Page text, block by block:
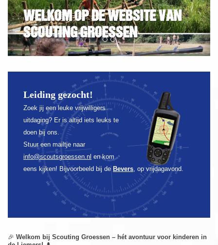
WWW.SCOUTSGROESSEN.NL
Leiding gezocht!
Zoek jij een leuke vrijwilligers
uitdaging? Er is altijd iets leuks te
doen bij ons.
Stuur een mailtje naar
info@scoutsgroessen.nl en kom
eens kijken! Bijvoorbeeld bij de Bevers, op vrijdagavond.
🎉 Welkom bij Scouting Groessen – hét avontuur voor kinderen in